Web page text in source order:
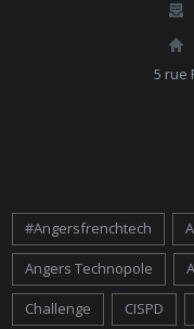
5 rue
#angersfrenchtech
Angers Technopole
Challenge CISPD